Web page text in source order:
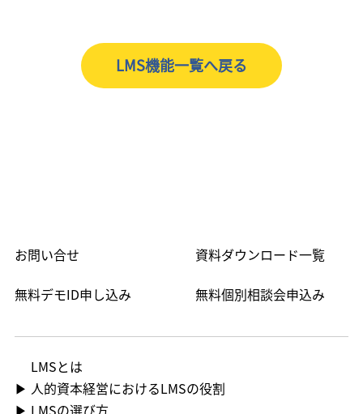
LMS機能一覧へ戻る
無料個別相談会申込み
無料デモID申し込み
資料ダウンロード一覧
お問い合せ
LMS​とは
▶ 人的資本経営におけるLMSの役割
▶ LMSの選び方